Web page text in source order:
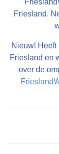
Friesland.
Nieuw!
Friesland en
over de